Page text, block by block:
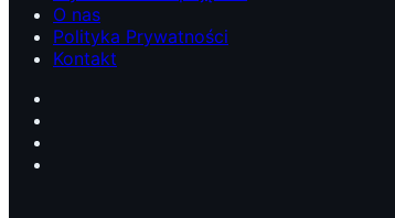
O nas
Polityka Prywatności
Kontakt